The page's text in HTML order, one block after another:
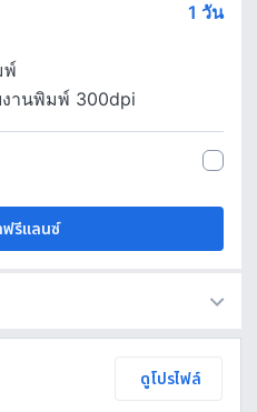
1 วัน
พ์
งานพิมพ์ 300dpi
รีแลนซ์
ดูโปรไฟล์